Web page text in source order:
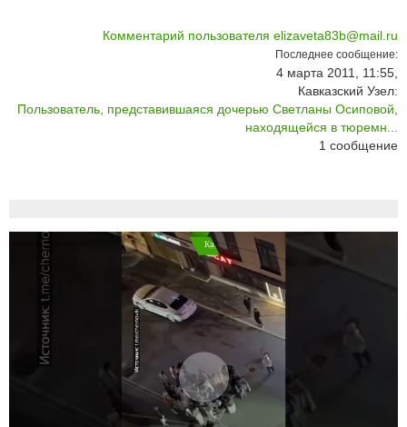
Комментарий пользователя elizaveta83b@mail.ru
Последнее сообщение:
4 марта 2011, 11:55,
Кавказский Узел:
Пользователь, представившаяся дочерью Светланы Осиповой,
находящейся в тюремн...
1 сообщение